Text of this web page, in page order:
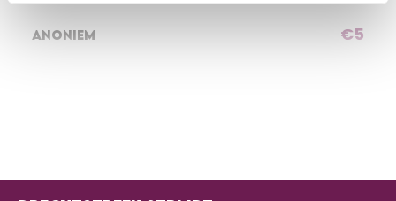
ANONIEM €5
ANONIEM €5